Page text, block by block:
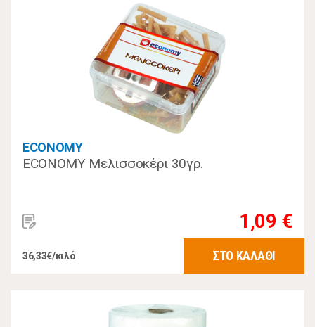
ECONOMY
ECONOMY Μελισσοκέρι 30γρ.
1,09 €
36,33€/κιλό ΣΤΟ ΚΑΛΑΘΙ